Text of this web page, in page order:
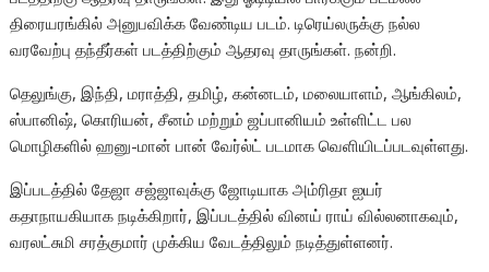
திரையரங்கில் அனுபவிக்க வேண்டிய படம். டிரெய்லருக்கு நல்ல
வரவேற்பு தந்தீர்கள் படத்திற்கும் ஆதரவு தாருங்கள். நன்றி.
தெலுங்கு, இந்தி, மராத்தி, தமிழ், கன்னடம், மலையாளம், ஆங்கிலம்,
ஸ்பானிஷ், கொரியன், சீனம் மற்றும் ஜப்பானியம் உள்ளிட்ட பல
மொழிகளில் ஹனு-மான் பான் வேர்ல்ட் படமாக வெளியிடப்படவுள்ளது.
இப்படத்தில் தேஜா சஜ்ஜாவுக்கு ஜோடியாக அம்ரிதா ஐயர்
கதாநாயகியாக நடிக்கிறார், இப்படத்தில் வினய் ராய் வில்லனாகவும்,
வரலட்சுமி சரத்குமார் முக்கிய வேடத்திலும் நடித்துள்ளனர்.